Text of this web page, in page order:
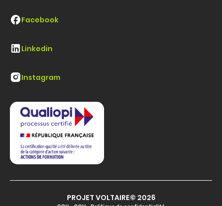
Facebook
Linkedin
Instagram
PROJET VOLTAIRE© 2026